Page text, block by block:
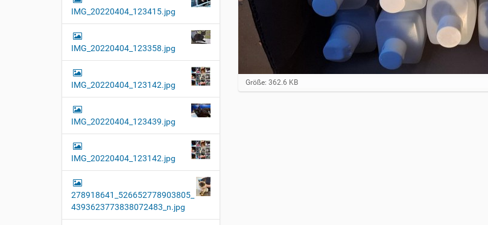
Z
e
Größe: 362.6 KB
IMG_20220404_123415.jpg
IMG_20220404_123358.jpg
IMG_20220404_123142.jpg
IMG_20220404_123439.jpg
IMG_20220404_123142.jpg
278918641_526652778903805_
4393623773838072483_n.jpg